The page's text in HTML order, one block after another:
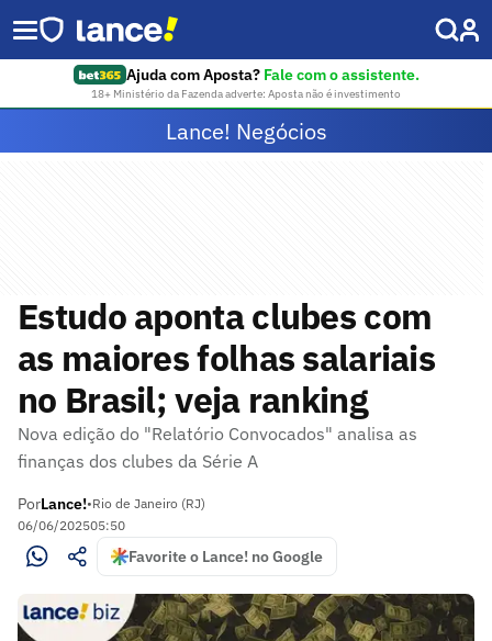
Ajuda com Aposta? Fale com o assistente.
18+ Ministério da Fazenda adverte: Aposta não é investimento
Lance! Negócios
Estudo aponta clubes com
as maiores folhas salariais
no Brasil; veja ranking
Nova edição do "Relatório Convocados" analisa as
finanças dos clubes da Série A
PorLance!•Rio de Janeiro (RJ)
06/06/202505:50
Favorite o Lance! no Google